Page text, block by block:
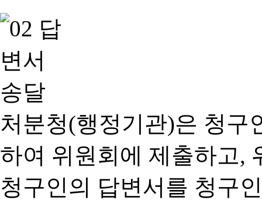
처분청(행정기관)은 청구
하여 위원회에 제출하고,
청구인의 답변서를 청구